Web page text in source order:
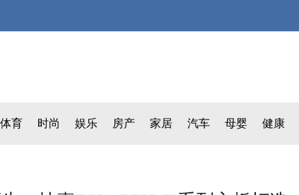
体育 时尚 娱乐 房产 家居 汽车 母婴 健康